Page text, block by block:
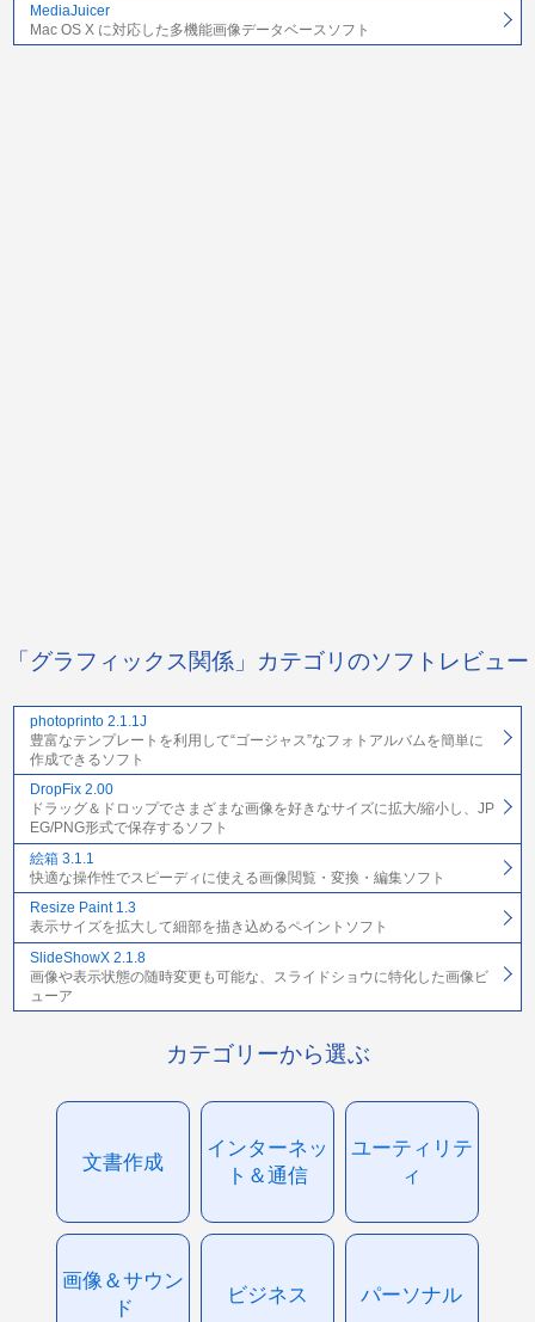
MediaJuicer
Mac OS X に対応した多機能画像データベースソフト
「グラフィックス関係」カテゴリのソフトレビュー
photoprinto 2.1.1J
豊富なテンプレートを利用して“ゴージャス”なフォトアルバムを簡単に
作成できるソフト
DropFix 2.00
ドラッグ＆ドロップでさまざまな画像を好きなサイズに拡大/縮小し、JP
EG/PNG形式で保存するソフト
絵箱 3.1.1
快適な操作性でスピーディに使える画像閲覧・変換・編集ソフト
Resize Paint 1.3
表示サイズを拡大して細部を描き込めるペイントソフト
SlideShowX 2.1.8
画像や表示状態の随時変更も可能な、スライドショウに特化した画像ビ
ューア
カテゴリーから選ぶ
文書作成
インターネッ
ト＆通信
ユーティリテ
ィ
画像＆サウン
ド
ビジネス パーソナル